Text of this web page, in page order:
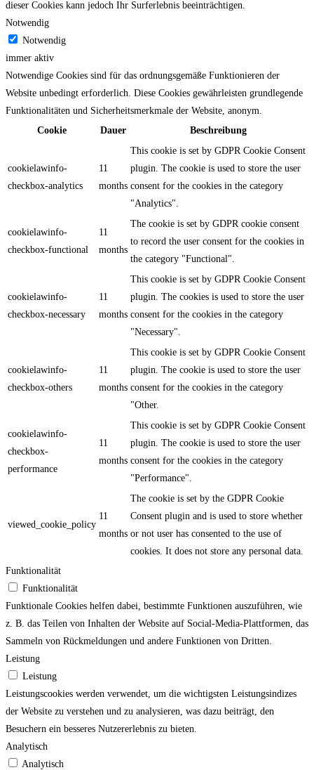
dieser Cookies kann jedoch Ihr Surferlebnis beeinträchtigen.
Notwendig
Notwendig
immer aktiv
Notwendige Cookies sind für das ordnungsgemäße Funktionieren der
Website unbedingt erforderlich. Diese Cookies gewährleisten grundlegende
Funktionalitäten und Sicherheitsmerkmale der Website, anonym.
Cookie
Dauer Beschreibung
cookielawinfo-
checkbox-analytics
11
months
This cookie is set by GDPR Cookie Consent
plugin. The cookie is used to store the user
consent for the cookies in the category
"Analytics".
cookielawinfo-
checkbox-functional
11
months
The cookie is set by GDPR cookie consent
to record the user consent for the cookies in
the category "Functional".
cookielawinfo-
checkbox-necessary
11
months
This cookie is set by GDPR Cookie Consent
plugin. The cookies is used to store the user
consent for the cookies in the category
"Necessary".
cookielawinfo-
checkbox-others
11
months
This cookie is set by GDPR Cookie Consent
plugin. The cookie is used to store the user
consent for the cookies in the category
"Other.
cookielawinfo-
checkbox-
performance
11
months
This cookie is set by GDPR Cookie Consent
plugin. The cookie is used to store the user
consent for the cookies in the category
"Performance".
viewed_cookie_policy
11
months
The cookie is set by the GDPR Cookie
Consent plugin and is used to store whether
or not user has consented to the use of
cookies. It does not store any personal data.
Funktionalität
Funktionalität
Funktionale Cookies helfen dabei, bestimmte Funktionen auszuführen, wie
z. B. das Teilen von Inhalten der Website auf Social-Media-Plattformen, das
Sammeln von Rückmeldungen und andere Funktionen von Dritten.
Leistung
Leistung
Leistungscookies werden verwendet, um die wichtigsten Leistungsindizes
der Website zu verstehen und zu analysieren, was dazu beiträgt, den
Besuchern ein besseres Nutzererlebnis zu bieten.
Analytisch
Analytisch